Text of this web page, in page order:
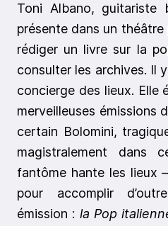
Toni Albano, guitariste
présente dans un théâtre
rédiger un livre sur la
consulter les archives. Il
concierge des lieux. Elle
merveilleuses émissions
certain Bolomini,
magistralement dans
fantôme hante les lieux
pour accomplir
émission : la Pop